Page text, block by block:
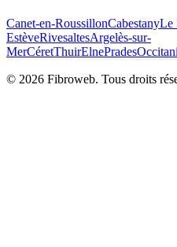
Canet-en-RoussillonCabestanyLe
EstèveRivesaltesArgelès-sur-
MerCéretThuirElnePrades
© 2026 Fibroweb. Tous droits